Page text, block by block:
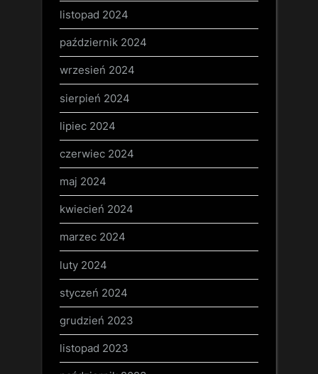
listopad 2024
październik 2024
wrzesień 2024
sierpień 2024
lipiec 2024
czerwiec 2024
maj 2024
kwiecień 2024
marzec 2024
luty 2024
styczeń 2024
grudzień 2023
listopad 2023